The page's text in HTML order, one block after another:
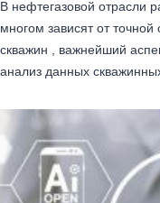
В нефтегазовой отрасли
многом зависят от
скважин , важнейший
анализ данных